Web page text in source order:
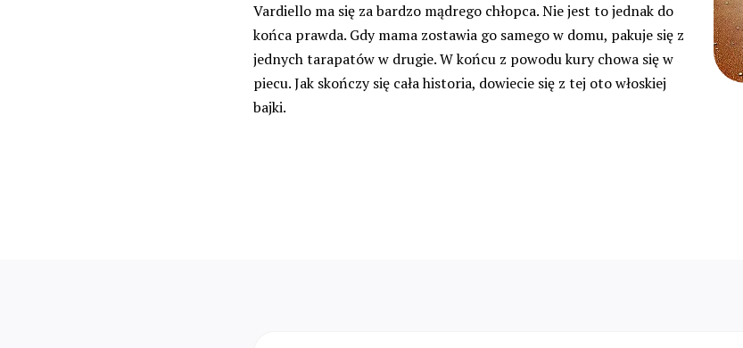
Vardiello ma się za bardzo mądrego chłopca. Nie jest to jednak do
końca prawda. Gdy mama zostawia go samego w domu, pakuje się z
jednych tarapatów w drugie. W końcu z powodu kury chowa się w
piecu. Jak skończy się cała historia, dowiecie się z tej oto włoskiej
bajki.